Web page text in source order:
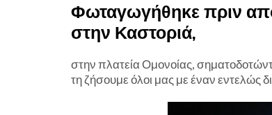
Φωταγωγήθηκε πριν από
στην Καστοριά,
στην πλατεία Ομονοίας,
τη ζήσουμε όλοι μας με έναν εντελώς